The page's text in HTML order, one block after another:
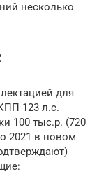
несколько
для
123 л.с.
100 тыс.р. (720
2021 в новом